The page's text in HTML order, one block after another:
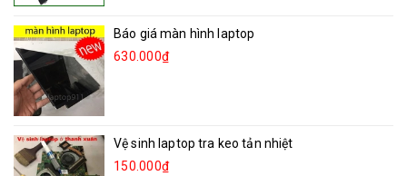
Báo giá màn hình laptop
630.000₫
Vệ sinh laptop tra keo tản nhiệt
150.000₫